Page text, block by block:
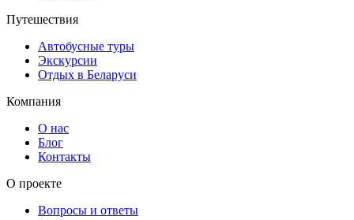
Путешествия
Автобусные туры
Экскурсии
Отдых в Беларуси
Компания
О нас
Блог
Контакты
О проекте
Вопросы и ответы